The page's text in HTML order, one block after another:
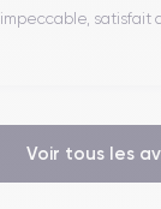
satisfait
Voir tous les